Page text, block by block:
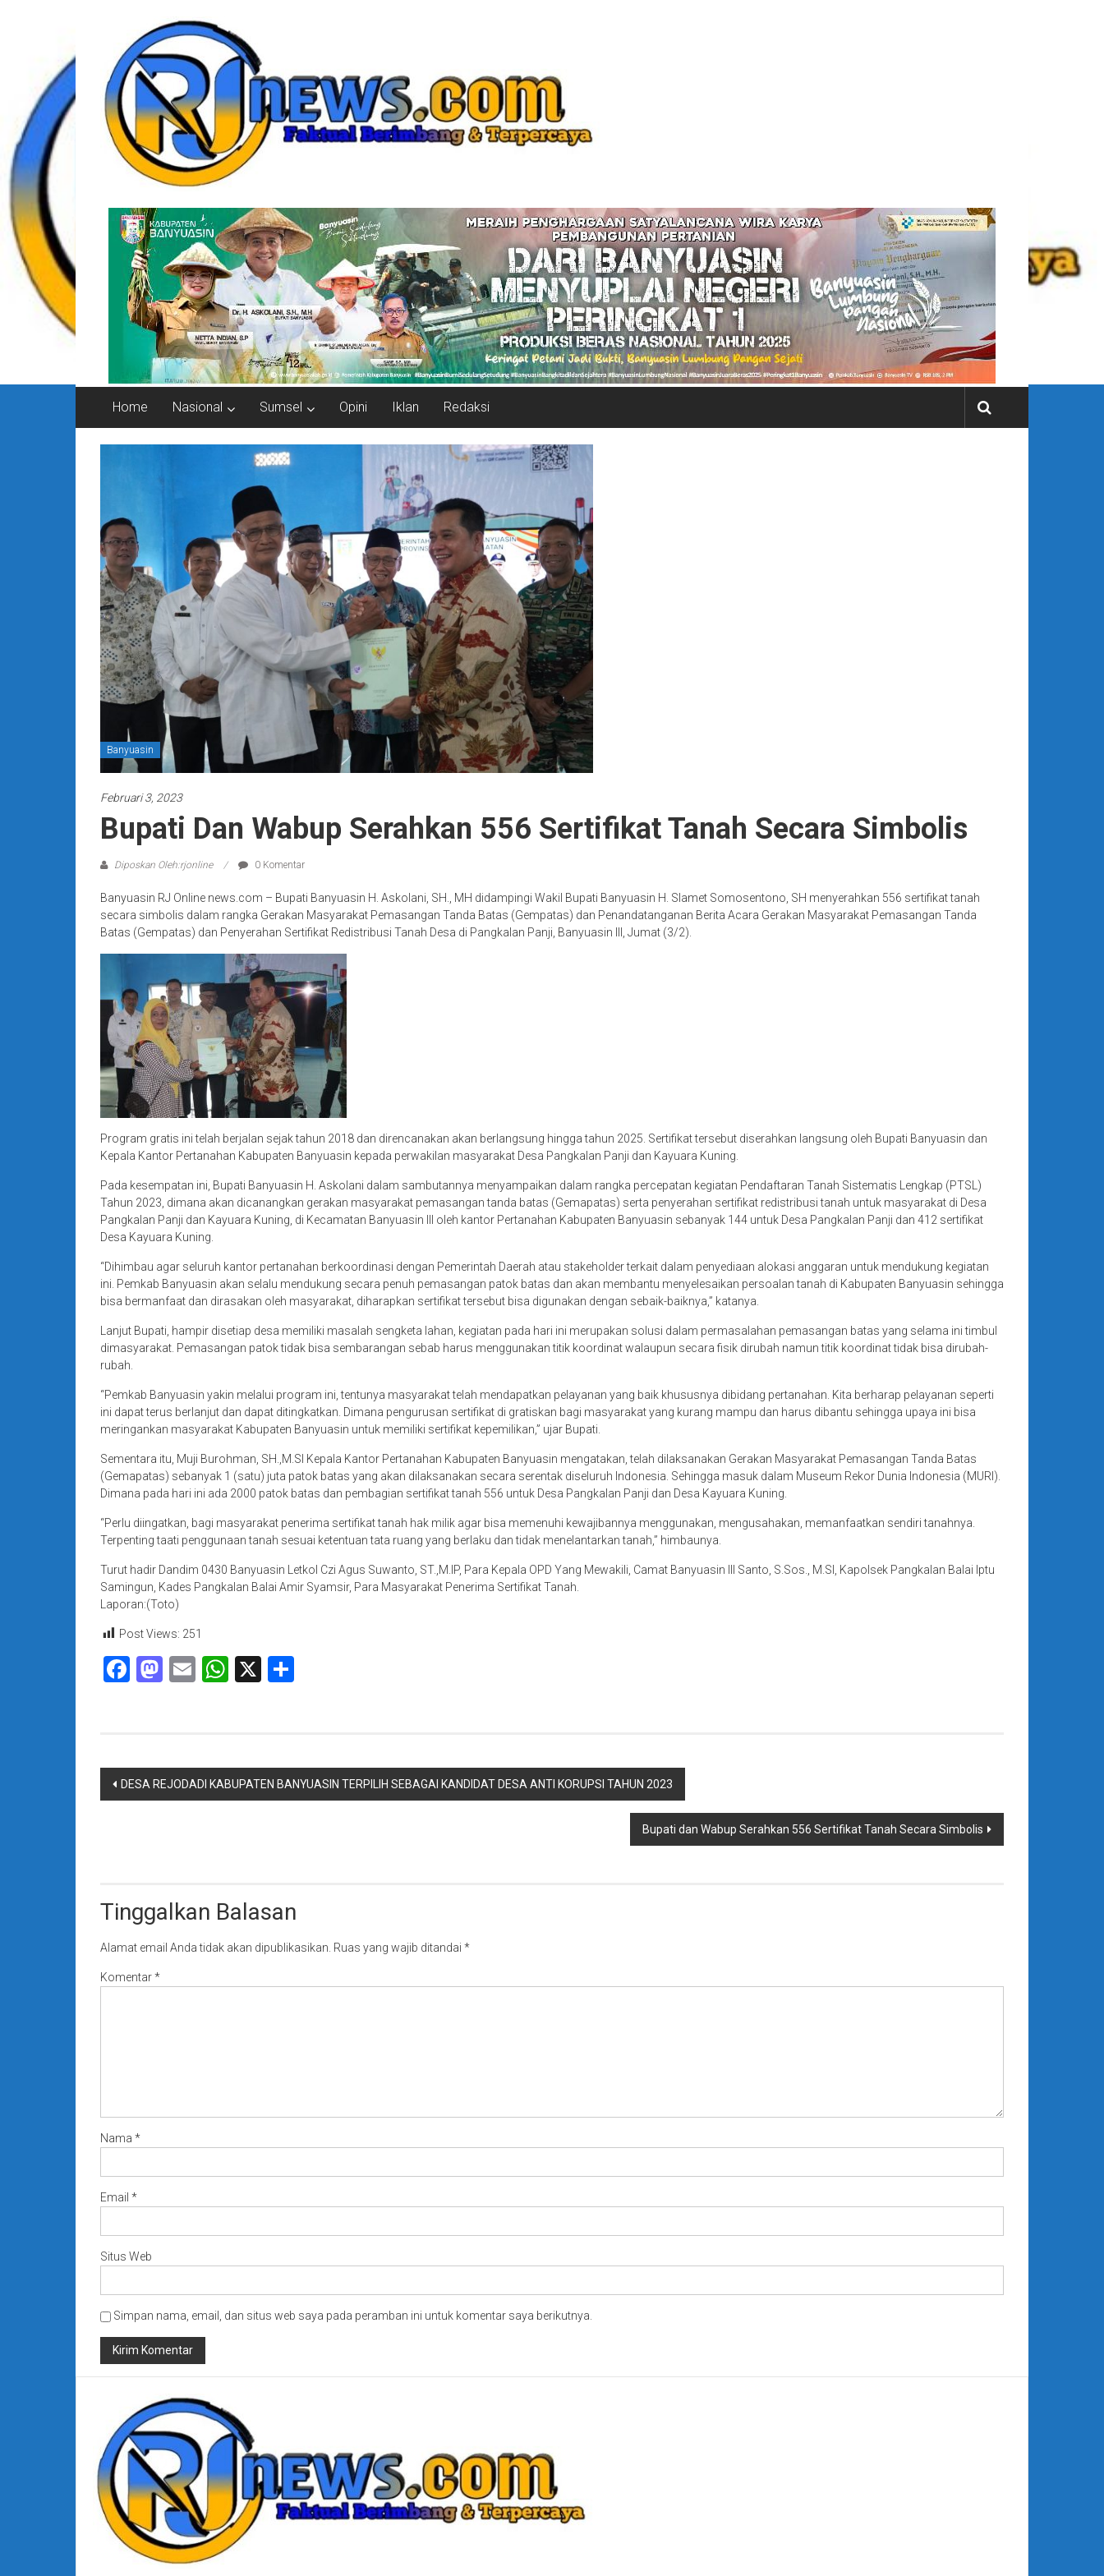
rjonlinenews.com
Faktual
Berimbang
dan
Terpercaya
Home Nasional Sumsel Opini Iklan Redaksi
Banyuasin
Februari 3, 2023
Bupati Dan Wabup Serahkan 556 Sertifikat Tanah Secara Simbolis
Diposkan Oleh:rjonline 0 Komentar
Banyuasin RJ Online news.com – Bupati Banyuasin H. Askolani, SH., MH didampingi Wakil Bupati Banyuasin H. Slamet Somosentono, SH menyerahkan 556 sertifikat tanah
secara simbolis dalam rangka Gerakan Masyarakat Pemasangan Tanda Batas (Gempatas) dan Penandatanganan Berita Acara Gerakan Masyarakat Pemasangan Tanda
Batas (Gempatas) dan Penyerahan Sertifikat Redistribusi Tanah Desa di Pangkalan Panji, Banyuasin lll, Jumat (3/2).
Program gratis ini telah berjalan sejak tahun 2018 dan direncanakan akan berlangsung hingga tahun 2025. Sertifikat tersebut diserahkan langsung oleh Bupati Banyuasin dan
Kepala Kantor Pertanahan Kabupaten Banyuasin kepada perwakilan masyarakat Desa Pangkalan Panji dan Kayuara Kuning.
Pada kesempatan ini, Bupati Banyuasin H. Askolani dalam sambutannya menyampaikan dalam rangka percepatan kegiatan Pendaftaran Tanah Sistematis Lengkap (PTSL)
Tahun 2023, dimana akan dicanangkan gerakan masyarakat pemasangan tanda batas (Gemapatas) serta penyerahan sertifikat redistribusi tanah untuk masyarakat di Desa
Pangkalan Panji dan Kayuara Kuning, di Kecamatan Banyuasin lll oleh kantor Pertanahan Kabupaten Banyuasin sebanyak 144 untuk Desa Pangkalan Panji dan 412 sertifikat
Desa Kayuara Kuning.
“Dihimbau agar seluruh kantor pertanahan berkoordinasi dengan Pemerintah Daerah atau stakeholder terkait dalam penyediaan alokasi anggaran untuk mendukung kegiatan
ini. Pemkab Banyuasin akan selalu mendukung secara penuh pemasangan patok batas dan akan membantu menyelesaikan persoalan tanah di Kabupaten Banyuasin sehingga
bisa bermanfaat dan dirasakan oleh masyarakat, diharapkan sertifikat tersebut bisa digunakan dengan sebaik-baiknya,” katanya.
Lanjut Bupati, hampir disetiap desa memiliki masalah sengketa lahan, kegiatan pada hari ini merupakan solusi dalam permasalahan pemasangan batas yang selama ini timbul
dimasyarakat. Pemasangan patok tidak bisa sembarangan sebab harus menggunakan titik koordinat walaupun secara fisik dirubah namun titik koordinat tidak bisa dirubah-
rubah.
“Pemkab Banyuasin yakin melalui program ini, tentunya masyarakat telah mendapatkan pelayanan yang baik khususnya dibidang pertanahan. Kita berharap pelayanan seperti
ini dapat terus berlanjut dan dapat ditingkatkan. Dimana pengurusan sertifikat di gratiskan bagi masyarakat yang kurang mampu dan harus dibantu sehingga upaya ini bisa
meringankan masyarakat Kabupaten Banyuasin untuk memiliki sertifikat kepemilikan,” ujar Bupati.
Sementara itu, Muji Burohman, SH.,M.SI Kepala Kantor Pertanahan Kabupaten Banyuasin mengatakan, telah dilaksanakan Gerakan Masyarakat Pemasangan Tanda Batas
(Gemapatas) sebanyak 1 (satu) juta patok batas yang akan dilaksanakan secara serentak diseluruh Indonesia. Sehingga masuk dalam Museum Rekor Dunia Indonesia (MURI).
Dimana pada hari ini ada 2000 patok batas dan pembagian sertifikat tanah 556 untuk Desa Pangkalan Panji dan Desa Kayuara Kuning.
“Perlu diingatkan, bagi masyarakat penerima sertifikat tanah hak milik agar bisa memenuhi kewajibannya menggunakan, mengusahakan, memanfaatkan sendiri tanahnya.
Terpenting taati penggunaan tanah sesuai ketentuan tata ruang yang berlaku dan tidak menelantarkan tanah,” himbaunya.
Turut hadir Dandim 0430 Banyuasin Letkol Czi Agus Suwanto, ST.,M.IP, Para Kepala OPD Yang Mewakili, Camat Banyuasin lll Santo, S.Sos., M.SI, Kapolsek Pangkalan Balai Iptu
Samingun, Kades Pangkalan Balai Amir Syamsir, Para Masyarakat Penerima Sertifikat Tanah.
Laporan:(Toto)
Post Views: 251
Facebook
Mastodon
EmailWhatsApp
X
Navigasi
DESA REJODADI KABUPATEN BANYUASIN TERPILIH SEBAGAI KANDIDAT DESA ANTI KORUPSI TAHUN 2023
Bupati dan Wabup Serahkan 556 Sertifikat Tanah Secara Simbolis
Tinggalkan Balasan
Alamat email Anda tidak akan dipublikasikan. Ruas yang wajib ditandai *
Komentar*
Nama *
Email *
Situs Web
Simpan nama, email, dan situs web saya pada peramban ini untuk komentar saya berikutnya.